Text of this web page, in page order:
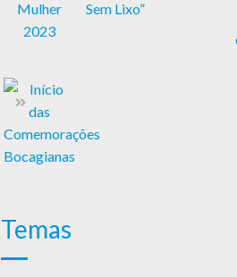
Temas